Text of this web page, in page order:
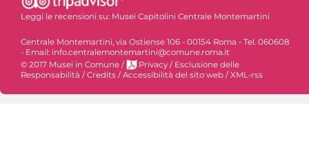
Leggi le recensioni su: Musei Capitolini Centrale Montemartini
Centrale Montemartini, via Ostiense 106 - 00154 Roma - Tel. 060608
- Email: info.centralemontemartini@comune.roma.it
© 2017 Musei in Comune / Privacy / Esclusione delle
Responsabilità /Credits /Accessibilità del sito web /XML-rss